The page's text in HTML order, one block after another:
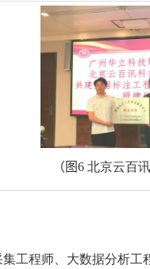
（ 图6 北京云百
工程师、大数据分析工